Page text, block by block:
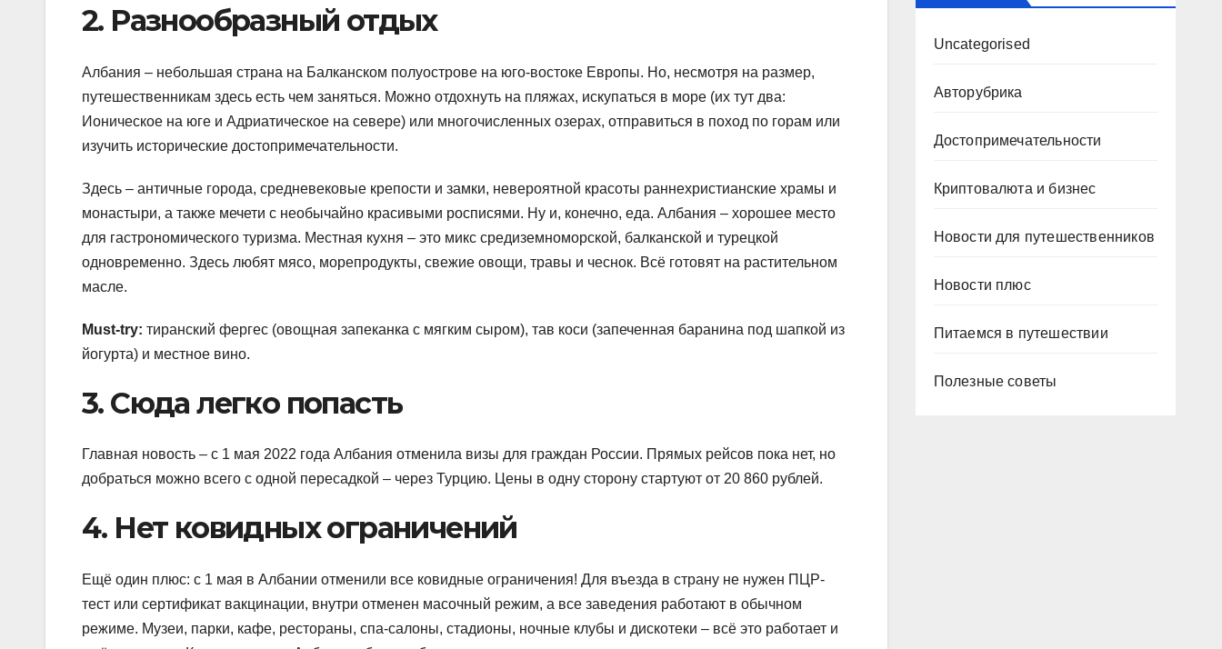
2. Разнообразный отдых
Албания – небольшая страна на Балканском полуострове на юго-востоке Европы. Но, несмотря на размер,
путешественникам здесь есть чем заняться. Можно отдохнуть на пляжах, искупаться в море (их тут два:
Ионическое на юге и Адриатическое на севере) или многочисленных озерах, отправиться в поход по горам или
изучить исторические достопримечательности.
Здесь – античные города, средневековые крепости и замки, невероятной красоты раннехристианские храмы и
монастыри, а также мечети с необычайно красивыми росписями. Ну и, конечно, еда. Албания – хорошее место
для гастрономического туризма. Местная кухня – это микс средиземноморской, балканской и турецкой
одновременно. Здесь любят мясо, морепродукты, свежие овощи, травы и чеснок. Всё готовят на растительном
масле.
Must-try: тиранский фергес (овощная запеканка с мягким сыром), тав коси (запеченная баранина под шапкой из
йогурта) и местное вино.
3. Сюда легко попасть
Главная новость – с 1 мая 2022 года Албания отменила визы для граждан России. Прямых рейсов пока нет, но
добраться можно всего с одной пересадкой – через Турцию. Цены в одну сторону стартуют от 20 860 рублей.
4. Нет ковидных ограничений
Ещё один плюс: с 1 мая в Албании отменили все ковидные ограничения! Для въезда в страну не нужен ПЦР-
тест или сертификат вакцинации, внутри отменен масочный режим, а все заведения работают в обычном
режиме. Музеи, парки, кафе, рестораны, спа-салоны, стадионы, ночные клубы и дискотеки – всё это работает и
Uncategorised
Авторубрика
Достопримечательности
Криптовалюта и бизнес
Новости для путешественников
Новости плюс
Питаемся в путешествии
Полезные советы